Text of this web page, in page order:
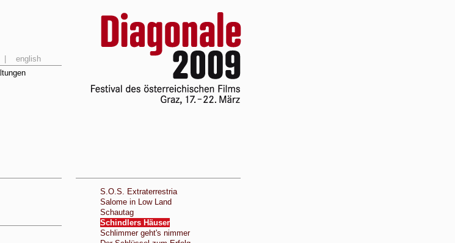
english
S.O.S. Extraterrestria
Salome in Low Land
Schautag
Schindlers Häuser
Schlimmer geht's nimmer